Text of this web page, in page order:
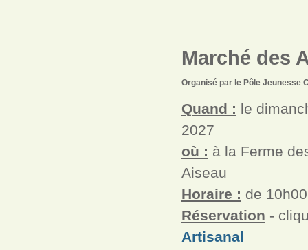
Marché des
Organisé par le Pôle Jeunesse
Quand : le
2027
où : à la Ferme
Aiseau
Horaire : de
Réservation -
Artisanal